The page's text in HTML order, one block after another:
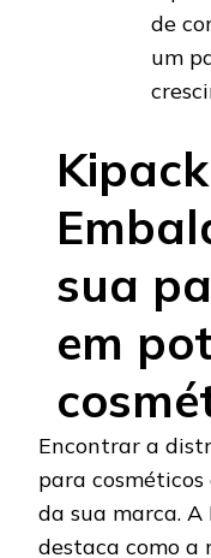
de
um
Kipack
sua
em
Encontrar a
para cosméticos
da sua marca. A
destaca como a